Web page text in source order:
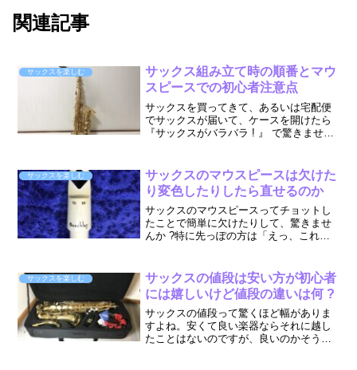
関連記事
サックスを楽しむ
サックス組み立て時の順番とマウ
スピースでの初心者注意点
サックスを買ってきて、あるいは宅配便
でサックスが届いて、ケースを開けたら
『サックスがバラバラ ! 』 で驚きません
よね、きっと。まあ、確かに あの曲が
り...
サックスを楽しむ
サックスのマウスピースは欠けた
り変色したりしたら直せるのか
サックスのマウスピースってチョットし
たことで簡単に欠けたりして、驚きませ
んか ?特に先っぽの方は「えっ、これで
オープニング)調べると分かりますが、
1/100mm 単...
サックスを楽しむ
サックスの値段は安い方が初心者
には嬉しいけど値段の違いは何 ?
サックスの値段って驚くほど幅がありま
すよね。安くて良い楽器ならそれに越し
たことはないのですが、良いのかそうで